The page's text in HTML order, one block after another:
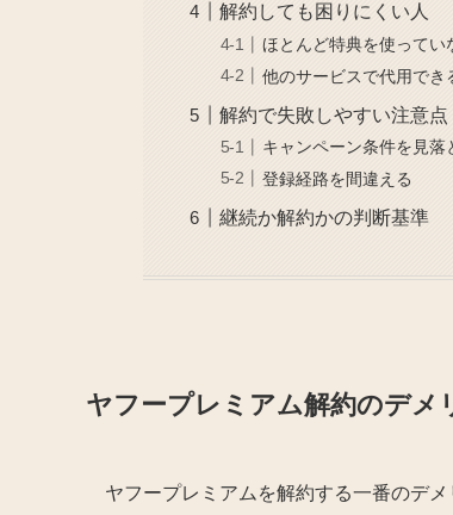
解約しても困りにくい人
ほとんど特典を使ってい
他のサービスで代用でき
解約で失敗しやすい注意点
キャンペーン条件を見落
登録経路を間違える
継続か解約かの判断基準
ヤフープレミアム解約のデメ
ヤフープレミアムを解約する一番のデ